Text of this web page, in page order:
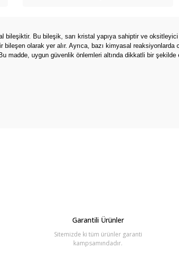
Bu bileşik, sarı kristal yapıya sahiptir ve
olarak yer alır. Ayrıca, bazı kimyasal
uygun güvenlik önlemleri altında dikkatli bir şekilde
Garantili Ürünler
Sitemizde ki tüm ürünler garanti
kampsamındadır.